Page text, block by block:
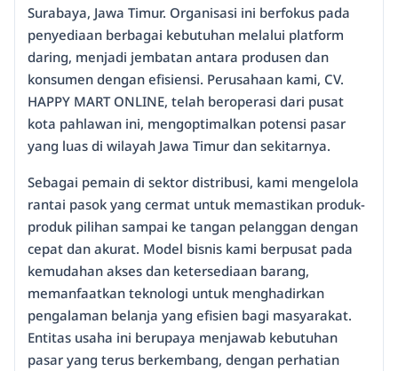
Surabaya, Jawa Timur. Organisasi ini berfokus pada
penyediaan berbagai kebutuhan melalui platform
daring, menjadi jembatan antara produsen dan
konsumen dengan efisiensi. Perusahaan kami, CV.
HAPPY MART ONLINE, telah beroperasi dari pusat
kota pahlawan ini, mengoptimalkan potensi pasar
yang luas di wilayah Jawa Timur dan sekitarnya.
Sebagai pemain di sektor distribusi, kami mengelola
rantai pasok yang cermat untuk memastikan produk-
produk pilihan sampai ke tangan pelanggan dengan
cepat dan akurat. Model bisnis kami berpusat pada
kemudahan akses dan ketersediaan barang,
memanfaatkan teknologi untuk menghadirkan
pengalaman belanja yang efisien bagi masyarakat.
Entitas usaha ini berupaya menjawab kebutuhan
pasar yang terus berkembang, dengan perhatian